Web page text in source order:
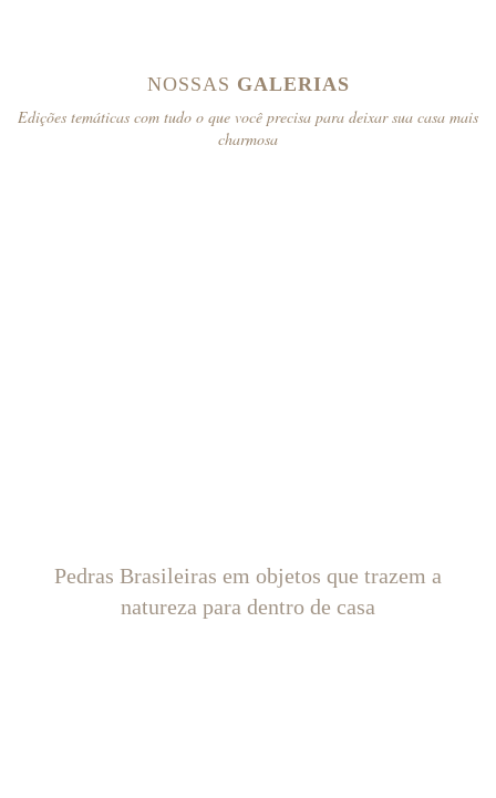
NOSSAS GALERIAS
Edições temáticas com tudo o que você precisa para deixar sua casa mais
charmosa
Pedras Brasileiras em objetos que trazem a
natureza para dentro de casa